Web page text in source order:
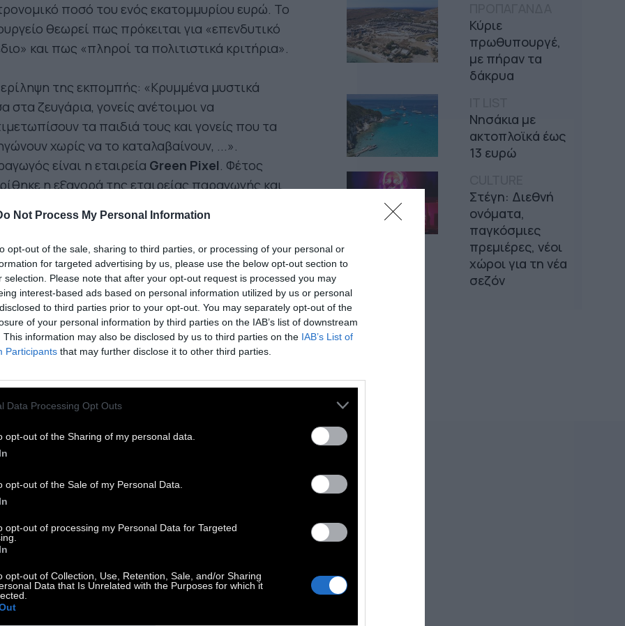
Not Process My Personal Information
opt-out of the sale, sharing to third parties, or processing of your personal or
for targeted advertising by us, please use the below opt-out section to
selection. Please note that after your opt-out request is processed you may
interest-based ads based on personal information utilized by us or personal
to third parties prior to your opt-out. You may separately opt-out of the
of your personal information by third parties on the IAB’s list of downstream
This information may also be disclosed by us to third parties on the IAB’s List of
Participants that may further disclose it to other third parties.
Data Processing Opt Outs
opt-out of the Sharing of my personal data.
opt-out of the Sale of my Personal Data.
opt-out of processing my Personal Data for Targeted
opt-out of Collection, Use, Retention, Sale, and/or Sharing
Data that Is Unrelated with the Purposes for which it
Κύριε
πρωθυπουργέ,
με πήραν τα
δάκρυα
Νησάκια με
ακτοπλοϊκά έως
13 ευρώ
Στέγη: Διεθνή
ονόματα,
παγκόσμιες
πρεμιέρες, νέοι
χώροι για τη νέα
σεζόν
ποσό του ενός εκατομμυρίου ευρώ. Το
θεωρεί πως πρόκειται για «επενδυτικό
και πως «πληροί τα πολιτιστικά κριτήρια».
της εκπομπής: «Κρυμμένα μυστικά
στα ζευγάρια, γονείς ανέτοιμοι να
τα παιδιά τους και γονείς που τα
χωρίς να το καταλαβαίνουν, ...».
είναι η εταιρεία Green Pixel. Φέτος
η εξαγορά της εταιρείας παραγωγής και
ραδιοφωνικού προγράμματος Green Pixel από
τηλεοπτικούς σταθμούς Alpha και Star.
της επιχορήγησης: